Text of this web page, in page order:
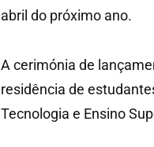
abril do próximo ano.
A cerimónia de
residência de
Tecnologia e Ensino